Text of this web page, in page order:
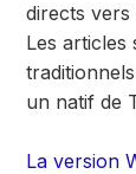
directs vers
Les articles
un natif de
La version